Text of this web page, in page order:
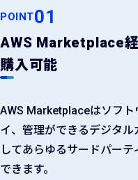
POINT01
AWS Marketplace
購入可能
AWS Marketplaceはソフ
イ、管理ができるデジタ
してあらゆるサードパー
できます。